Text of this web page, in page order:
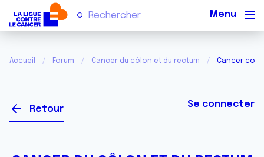
Accueil Forum Cancer du côlon et du rectum Cancer
Retour Se connecter